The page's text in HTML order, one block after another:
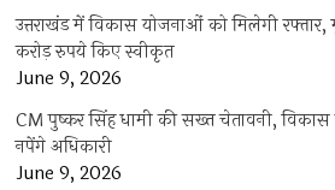
उत्तराखंड में विकास योजनाओं को मिलेगी
करोड़ रुपये किए स्वीकृत
June 9, 2026
CM पुष्कर सिंह धामी की सख्त चेतावनी, विकास
नपेंगे अधिकारी
June 9, 2026